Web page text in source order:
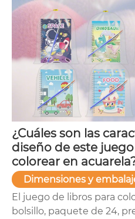
¿Cuáles son las
diseño de este
colorear en
Dimensiones y
El juego de libros para
bolsillo, paquete de 24,